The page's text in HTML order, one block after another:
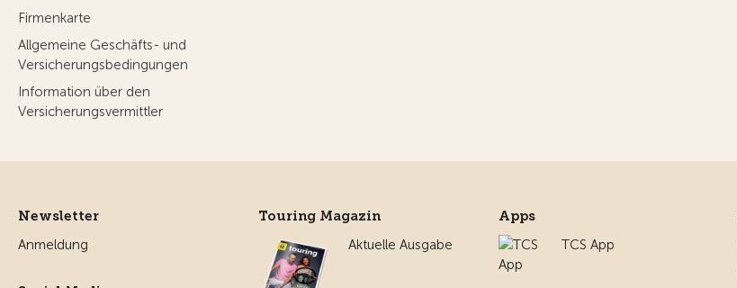
Firmenkarte
Allgemeine Geschäfts- und
Versicherungsbedingungen
Information über den
Versicherungsvermittler
Newsletter
Anmeldung
Touring Magazin
Aktuelle Ausgabe
Apps
TCS App